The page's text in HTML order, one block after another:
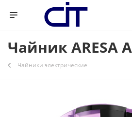
Чайник ARESA
Чайники электрические